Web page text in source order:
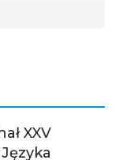
XXV